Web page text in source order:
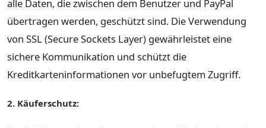
alle Daten, die zwischen dem Benutzer und PayPal
übertragen werden, geschützt sind. Die Verwendung
von SSL (Secure Sockets Layer) gewährleistet eine
sichere Kommunikation und schützt die
Kreditkarteninformationen vor unbefugtem Zugriff.
2. Käuferschutz: